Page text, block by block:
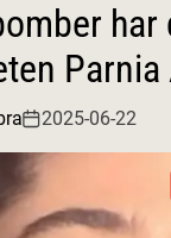
har
Parnia
2025-06-22